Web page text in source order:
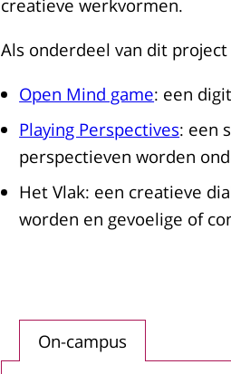
creatieve werkvormen.
Als onderdeel van dit
Open Mind game: een
Playing Perspectives: een
perspectieven worden
Het Vlak: een creatieve
worden en gevoelige of
On-campus